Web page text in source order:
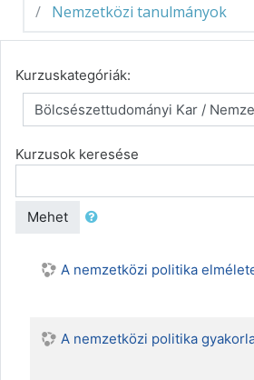
Nemzetközi tanulmányok
Kurzuskategóriák:
Kurzusok keresése
Mehet
A nemzetközi politika
A nemzetközi politika